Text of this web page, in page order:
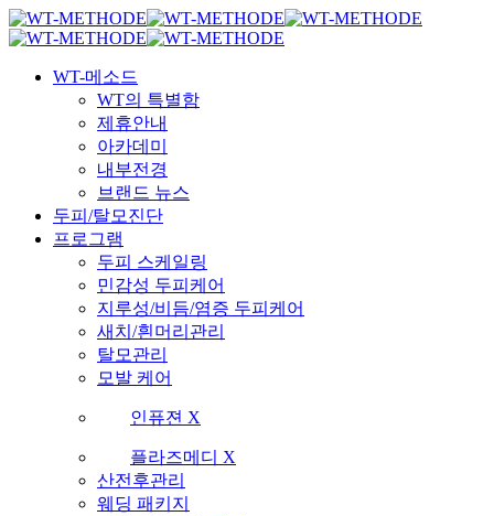
국내 최초 두피케어 브랜드
국내 최초 두피케어 브랜드
Skip
to
content
Menu
WT-메소드
WT의 특별함
제휴안내
아카데미
내부전경
브랜드 뉴스
두피/탈모진단
프로그램
두피 스케일링
민감성 두피케어
지루성/비듬/염증 두피케어
새치/흰머리관리
탈모관리
모발 케어
인퓨젼 X
플라즈메디 X
산전후관리
웨딩 패키지